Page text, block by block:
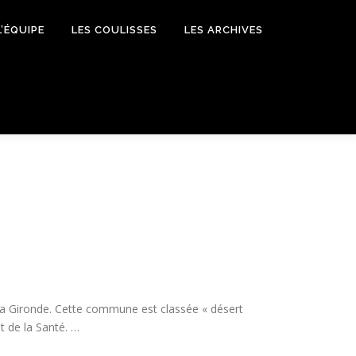
LES COULISSES LES ARCHIVES
Gironde. Cette commune est classée « désert
de la Santé. …